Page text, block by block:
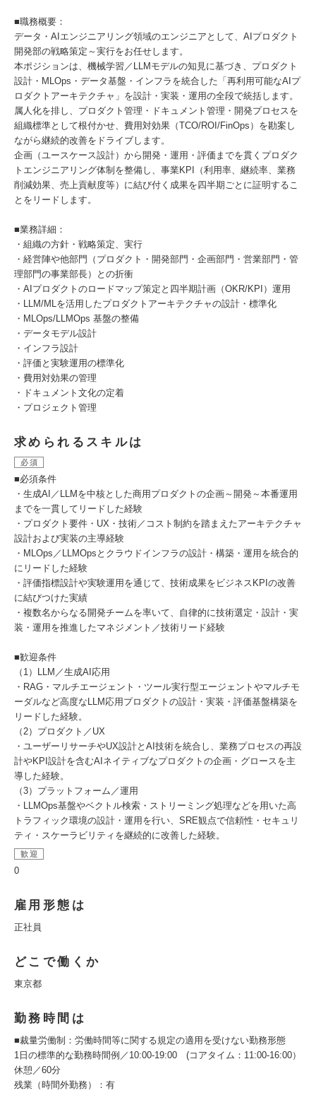
■職務概要：
データ・AIエンジニアリング領域のエンジニアとして、AIプロダクト
開発部の戦略策定～実行をお任せします。
本ポジションは、機械学習／LLMモデルの知見に基づき、プロダクト
設計・MLOps・データ基盤・インフラを統合した「再利用可能なAIプ
ロダクトアーキテクチャ」を設計・実装・運用の全段で統括します。
属人化を排し、プロダクト管理・ドキュメント管理・開発プロセスを
組織標準として根付かせ、費用対効果（TCO/ROI/FinOps）を勘案し
ながら継続的改善をドライブします。
企画（ユースケース設計）から開発・運用・評価までを貫くプロダク
トエンジニアリング体制を整備し、事業KPI（利用率、継続率、業務
削減効果、売上貢献度等）に結び付く成果を四半期ごとに証明するこ
とをリードします。
■業務詳細：
・組織の方針・戦略策定、実行
・経営陣や他部門（プロダクト・開発部門・企画部門・営業部門・管
理部門の事業部長）との折衝
・AIプロダクトのロードマップ策定と四半期計画（OKR/KPI）運用
・LLM/MLを活用したプロダクトアーキテクチャの設計・標準化
・MLOps/LLMOps 基盤の整備
・データモデル設計
・インフラ設計
・評価と実験運用の標準化
・費用対効果の管理
・ドキュメント文化の定着
・プロジェクト管理
求められるスキルは
必須
■必須条件
・生成AI／LLMを中核とした商用プロダクトの企画～開発～本番運用
までを一貫してリードした経験
・プロダクト要件・UX・技術／コスト制約を踏まえたアーキテクチャ
設計および実装の主導経験
・MLOps／LLMOpsとクラウドインフラの設計・構築・運用を統合的
にリードした経験
・評価指標設計や実験運用を通じて、技術成果をビジネスKPIの改善
に結びつけた実績
・複数名からなる開発チームを率いて、自律的に技術選定・設計・実
装・運用を推進したマネジメント／技術リード経験
■歓迎条件
（1）LLM／生成AI応用
・RAG・マルチエージェント・ツール実行型エージェントやマルチモ
ーダルなど高度なLLM応用プロダクトの設計・実装・評価基盤構築を
リードした経験。
（2）プロダクト／UX
・ユーザーリサーチやUX設計とAI技術を統合し、業務プロセスの再設
計やKPI設計を含むAIネイティブなプロダクトの企画・グロースを主
導した経験。
（3）プラットフォーム／運用
・LLMOps基盤やベクトル検索・ストリーミング処理などを用いた高
トラフィック環境の設計・運用を行い、SRE観点で信頼性・セキュリ
ティ・スケーラビリティを継続的に改善した経験。
歓迎
0
雇用形態は
正社員
どこで働くか
東京都
勤務時間は
■裁量労働制：労働時間等に関する規定の適用を受けない勤務形態
1日の標準的な勤務時間例／10:00‐19:00 (コアタイム：11:00‐16:00）
休憩／60分
残業（時間外勤務）：有